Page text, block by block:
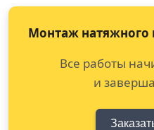
Монтаж натяжного
Все работы
и